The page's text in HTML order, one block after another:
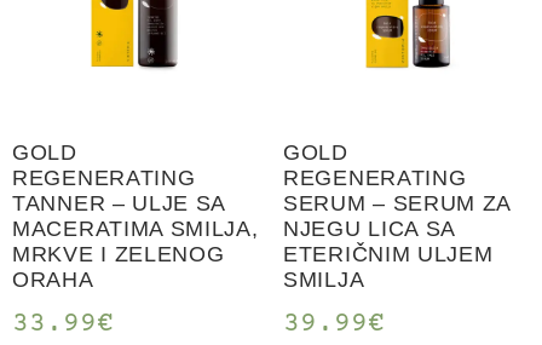
GOLD
REGENERATING
TANNER – ULJE SA
MACERATIMA SMILJA,
MRKVE I ZELENOG
ORAHA
33.99€
GOLD
REGENERATING
SERUM – SERUM ZA
NJEGU LICA SA
ETERIČNIM ULJEM
SMILJA
39.99€